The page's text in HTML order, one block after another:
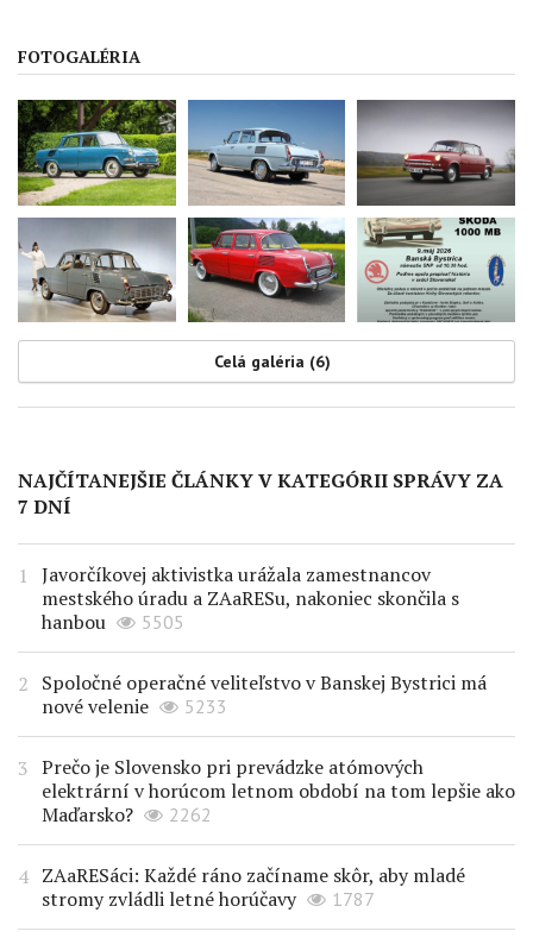
FOTOGALÉRIA
Celá galéria (6)
NAJČÍTANEJŠIE ČLÁNKY V KATEGÓRII SPRÁVY ZA
7 DNÍ
Javorčíkovej aktivistka urážala zamestnancov
mestského úradu a ZAaRESu, nakoniec skončila s
hanbou
5505
Spoločné operačné veliteľstvo v Banskej Bystrici má
nové velenie
5233
Prečo je Slovensko pri prevádzke atómových
elektrární v horúcom letnom období na tom lepšie ako
Maďarsko?
2262
ZAaRESáci: Každé ráno začíname skôr, aby mladé
stromy zvládli letné horúčavy
1787